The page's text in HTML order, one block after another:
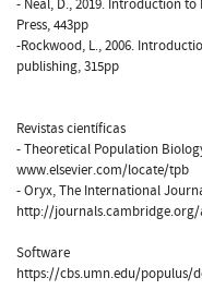
Press, 443pp
-Rockwood, L., 2006.
publishing, 315pp
Revistas científicas
- Theoretical Population
www.elsevier.com/locate/tpb
- Oryx, The International
http://
Software
https://cbs.umn.edu/populus/